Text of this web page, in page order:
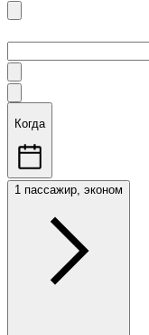
Когда
1 пассажир, эконом